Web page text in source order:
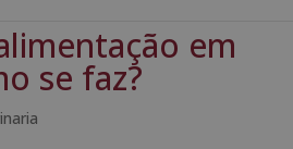
em
se faz?